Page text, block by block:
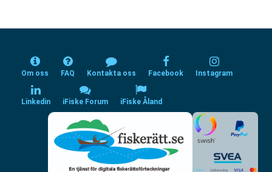
Om oss FAQ Kontakta oss Facebook Instagram
Linkedin iFiske Forum iFiske Åland